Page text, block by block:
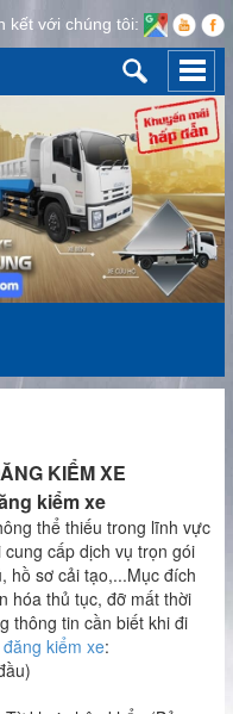
kết với chúng tôi:
KIỂM XE
thể thiếu trong lĩnh vực
cấp dịch vụ trọn gói
hồ sơ cải tạo,...Mục đích
hóa thủ tục, đỡ mất thời
thông tin cần biết khi đi
kiểm xe: